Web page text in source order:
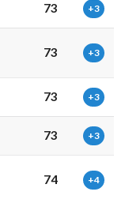
73 +3
73 +3
73 +3
73 +3
74 +4